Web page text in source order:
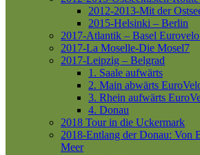
2012-2013-Mit der
2015-Helsinki – Berlin
2017-Atlantik – Basel
2017-La Moselle-Die Mosel7
2017-Leipzig – Belgrad
1. Saale aufwärts
2. Main abwärts
3. Rhein aufwärts
4. Donau
2018 Tour in die Uckermark
2018-Entlang der Donau: Von
Meer